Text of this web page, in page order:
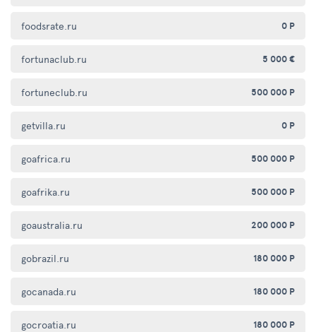
foodsrate.ru 0 Р
fortunaclub.ru 5 000 €
fortuneclub.ru 500 000 Р
getvilla.ru 0 Р
goafrica.ru 500 000 Р
goafrika.ru 500 000 Р
goaustralia.ru 200 000 Р
gobrazil.ru 180 000 Р
gocanada.ru 180 000 Р
gocroatia.ru 180 000 Р